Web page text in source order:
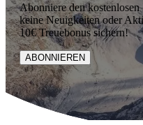
Abonniere den
keine Neuigkeiten oder
10€ Treuebonus sichern!
ABONNIEREN